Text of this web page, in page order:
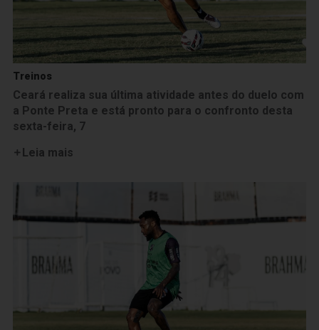
Treinos
Ceará realiza sua última atividade antes do duelo com
a Ponte Preta e está pronto para o confronto desta
sexta-feira, 7
Leia mais